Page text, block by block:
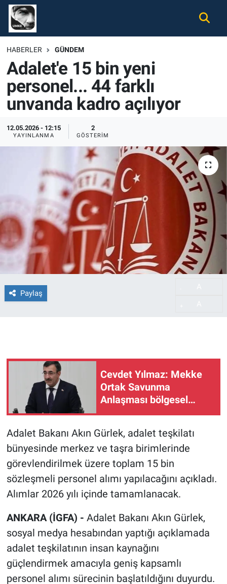
HABERLER GÜNDEM
Adalet'e 15 bin yeni
personel... 44 farklı
unvanda kadro açılıyor
12.05.2026 - 12:15
YAYINLANMA
2
GÖSTERIM
Paylaş
Cevdet Yılmaz: Mekke
Ortak Savunma
Anlaşması bölgesel
Adalet Bakanı Akın Gürlek, adalet teşkilatı
bünyesinde merkez ve taşra birimlerinde
görevlendirilmek üzere toplam 15 bin
sözleşmeli personel alımı yapılacağını açıkladı.
Alımlar 2026 yılı içinde tamamlanacak.
ANKARA (İGFA) - Adalet Bakanı Akın Gürlek,
sosyal medya hesabından yaptığı açıklamada
adalet teşkilatının insan kaynağını
güçlendirmek amacıyla geniş kapsamlı
personel alımı sürecinin başlatıldığını duyurdu.
Gündem
Ekonomi
Spor
Tüm Haberler
İletişim
Künye
Nöbetçi Eczaneler
Hava Durumu
Namaz Vakitleri
Süper Lig Puan Durumu ve Fikstür
Tüm Manşetler
Son Dakika Haberleri
Haber Arşivi